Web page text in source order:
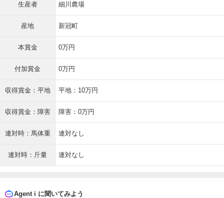
生産者 細川農場
産地 新冠町
本賞金 0万円
付加賞金 0万円
収得賞金：平地 平地：10万円
収得賞金：障害 障害：0万円
連対時：馬体重 連対なし
連対時：斤量 連対なし
Agent i に聞いてみよう